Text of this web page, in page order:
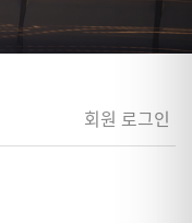
회원 로그인